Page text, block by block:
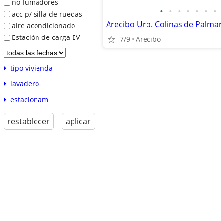
no fumadores
acc p/ silla de ruedas
aire acondicionado
Estación de carga EV
tipo vivienda
lavadero
estacionam
restablecer aplicar
• • • • • • •
Arecibo Urb. Colinas de
7/9 Arecibo